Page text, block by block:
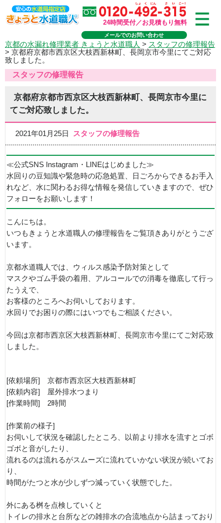
24時間受付／お見積もり無料
メールでのお問い合わせ
京都の水漏れ修理業者 きょうと水道職人 > スタッフの修理報告
> 京都府京都市西京区大枝西新林町、長岡京市今里にてご対応
致しました。
スタッフの修理報告
京都府京都市西京区大枝西新林町、長岡京市今里に
てご対応致しました。
2021年01月25日 スタッフの修理報告
≪公式SNS Instagram・LINEはじめました≫
水回りの豆知識や緊急時の応急処置、日ごろからできるお手入
れなど、水に関わるお得な情報を発信していきますので、ぜひ
フォローをお願いします！
こんにちは。
いつもきょうと水道職人の修理報告をご覧頂きありがとうござ
います。
京都水道職人では、ウィルス感染予防対策として
マスクやゴム手袋の着用、アルコールでの消毒を徹底して行っ
たうえで、
お客様のところへお伺いしております。
水回りでお困りの際にはいつでもご相談ください。
今回は京都市西京区大枝西新林町、長岡京市今里にてご対応致
しました。
[依頼場所] 京都市西京区大枝西新林町
[依頼内容] 屋外排水つまり
[作業時間] 2時間
[作業前の様子]
お伺いして状況を確認したところ、以前より排水を流すとゴボ
ゴボと音がしたり、
流れるのは流れるがスムーズに流れていかない状況が続いてお
り、
時間がたつと水が少しずつ減っていく状態でした。
外にある桝を点検していくと
トイレの排水と台所などの雑排水の合流地点から詰まっており